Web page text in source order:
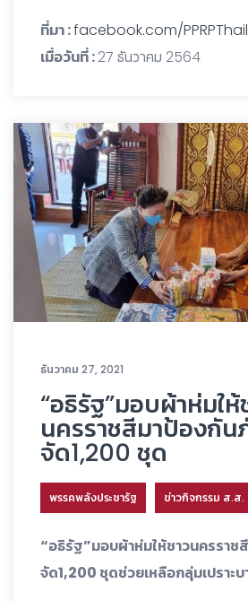
ที่มา :facebook.com/
เมื่อวันที่ :27 ธันวาคม 2564
ธันวาคม 27, 2021
“อธิรัฐ”มอบผ้าห่มให้
นครราชสีมาป้องกัน
จัด1,200 ชุด
พรรคพลังประชารัฐ ข่าวกิจกรรม ส.ส
“อธิรัฐ”มอบผ้าห่มให้ชาวนครราช
จัด1,200 ชุดช่วยเหลือกลุ่มเปราะ